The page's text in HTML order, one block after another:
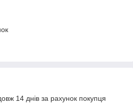
14 днів за рахунок покупця